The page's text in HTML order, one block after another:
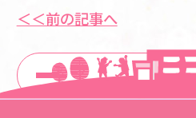
＜＜前の記事へ
一覧に